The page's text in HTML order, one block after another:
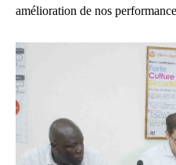
amélioration de nos